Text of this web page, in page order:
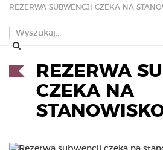
REZERWA SUBWENCJI CZEKA NA
REZERWA
CZEKA NA